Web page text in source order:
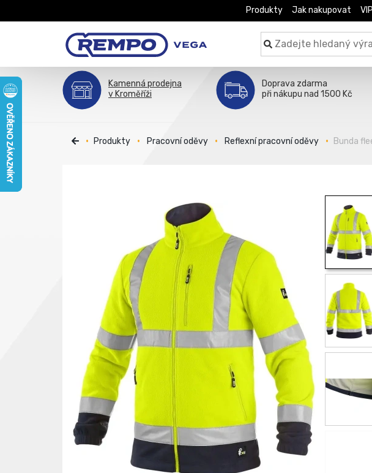
Produkty Jak nakupovat
Kamenná prodejna
v Kroměříži
Doprava zdarma
při nákupu nad 1500 Kč
Produkty Pracovní oděvy Reflexní pracovní oděvy Bunda